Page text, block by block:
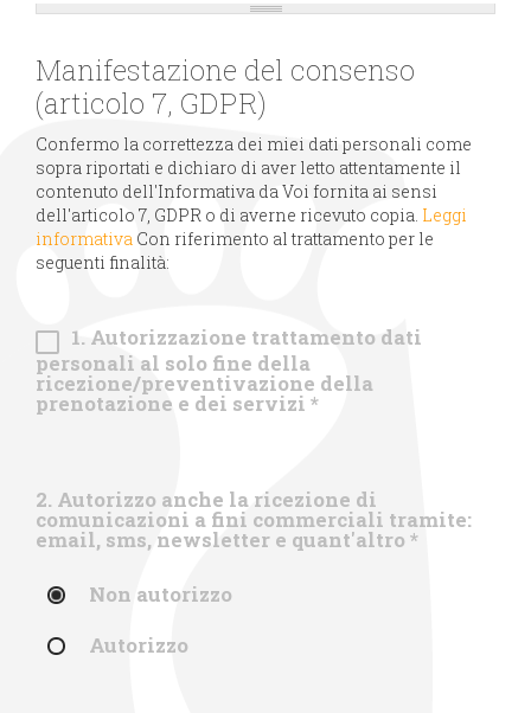
Manifestazione del consenso
(articolo 7, GDPR)
Confermo la correttezza dei miei dati personali come
sopra riportati e dichiaro di aver letto attentamente il
contenuto dell'Informativa da Voi fornita ai sensi
dell'articolo 7, GDPR o di averne ricevuto copia. Leggi
informativa Con riferimento al trattamento per le
seguenti finalità:
1. Autorizzazione trattamento dati
personali al solo fine della
ricezione/preventivazione della
prenotazione e dei servizi *
2. Autorizzo anche la ricezione di
comunicazioni a fini commerciali tramite:
email, sms, newsletter e quant'altro *
Non autorizzo
Autorizzo